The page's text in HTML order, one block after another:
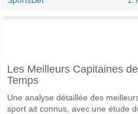
Le match entre Kosovo U21 v
Kosovo U21 pour le Gagnant du
Les Meilleurs Capitaines
Temps
Une analyse détaillée des
sport ait connus, avec une étude